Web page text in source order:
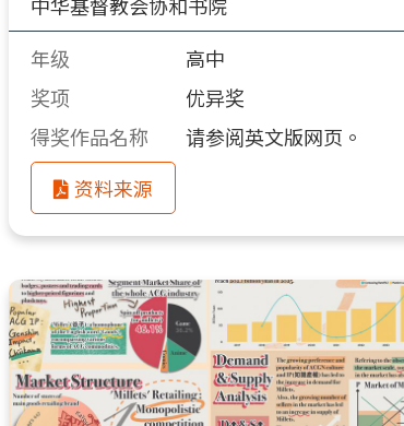
中华基督教会协和书院
年级
高中
奖项
优异奖
得奖作品名称
请参阅英文版网页。
资料来源